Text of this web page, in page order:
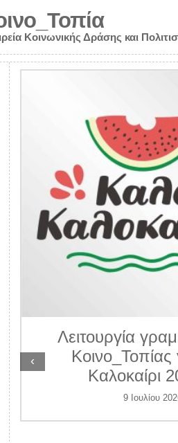
Κοινωνικής Δράσης και
Λειτουργία
Κοινο_Τοπίας
Καλοκαίρι
9 Ιουλίου
‹